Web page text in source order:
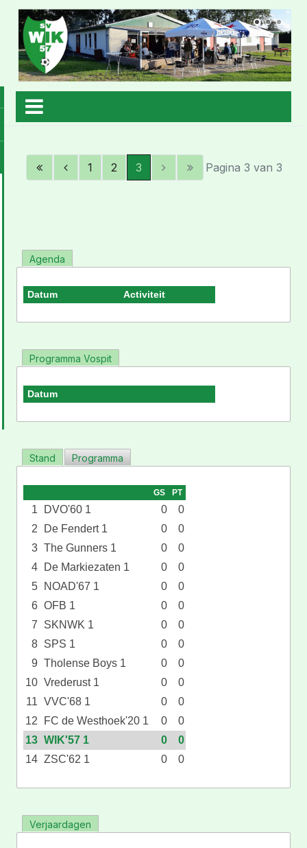
1 2 3 Pagina 3 van 3
Agenda
Datum Activiteit
Programma Vospit
Datum
Stand Programma
GS PT
1 DVO'60 1 0
0
2
De Fendert 1 0
0
3 The Gunners 1 0
0
4
De Markiezaten 1 0
0
5
NOAD'67 1 0
0
6 OFB 1 0
0
7
SKNWK 1 0
0
8 SPS 1 0
0
9 Tholense Boys 1 0
0
10 Vrederust 1 0
0
11 VVC'68 1 0
0
12
FC de Westhoek'20 1 0
0
13 WIK'57 1 0
0
14 ZSC'62 1 0 0
Verjaardagen